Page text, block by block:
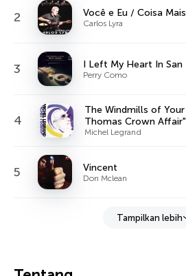
2 Você e Eu / Coisa
Carlos Lyra
3 I Left My Heart In San
Perry Como
4
The Windmills of
Thomas Crown
Michel Legrand
5 Vincent
Don Mclean
Tampilkan lebih